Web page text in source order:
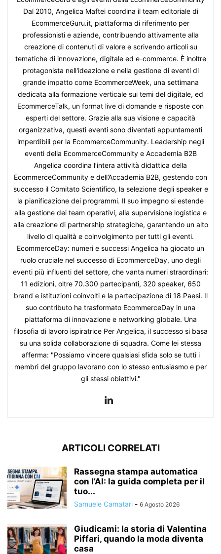
Dal 2010, Angelica Maftei coordina il team editoriale di
EcommerceGuru.it, piattaforma di riferimento per
professionisti e aziende, contribuendo attivamente alla
creazione di contenuti di valore e scrivendo articoli su
tematiche di innovazione, digitale ed e-commerce. È inoltre
protagonista nell'ideazione e nella gestione di eventi di
grande impatto come EcommerceWeek, una settimana
dedicata alla formazione verticale sui temi del digitale, ed
EcommerceTalk, un format live di domande e risposte con
esperti del settore. Grazie alla sua visione e capacità
organizzativa, questi eventi sono diventati appuntamenti
imperdibili per la EcommerceCommunity. Leadership negli
eventi della EcommerceCommunity e Accademia B2B
Angelica coordina l’intera attività didattica della
EcommerceCommunity e dell’Accademia B2B, gestendo con
successo il Comitato Scientifico, la selezione degli speaker e
la pianificazione dei programmi. Il suo impegno si estende
alla gestione dei team operativi, alla supervisione logistica e
alla creazione di partnership strategiche, garantendo un alto
livello di qualità e coinvolgimento per tutti gli eventi.
EcommerceDay: numeri e successi Angelica ha giocato un
ruolo cruciale nel successo di EcommerceDay, uno degli
eventi più influenti del settore, che vanta numeri straordinari:
11 edizioni, oltre 70.300 partecipanti, 320 speaker, 650
brand e istituzioni coinvolti e la partecipazione di 18 Paesi. Il
suo contributo ha trasformato EcommerceDay in una
piattaforma di innovazione e networking globale. Una
filosofia di lavoro ispiratrice Per Angelica, il successo si basa
su una solida collaborazione di squadra. Come lei stessa
afferma: "Possiamo vincere qualsiasi sfida solo se tutti i
membri del gruppo lavorano con lo stesso entusiasmo e per
gli stessi obiettivi."
ARTICOLI CORRELATI
Rassegna stampa automatica
con l’AI: la guida completa per il
tuo...
Samuele Camatari - 6 Agosto 2026
Giudicami: la storia di Valentina
Piffari, quando la moda diventa
casa